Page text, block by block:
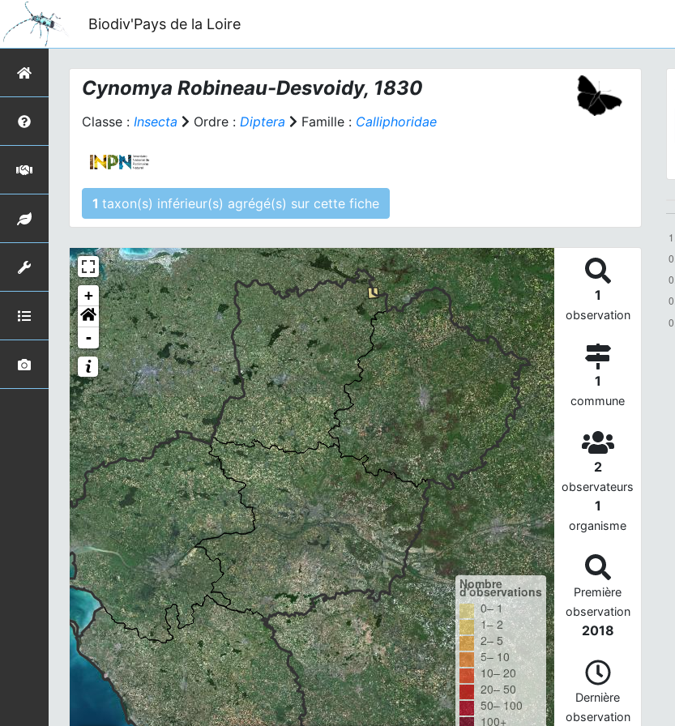
Biodiv'Pays de la Loire
Cynomya Robineau-Desvoidy, 1830
Classe : Insecta Ordre : Diptera Famille : Calliphoridae
1 taxon(s) inférieur(s) agrégé(s) sur cette fiche
+
-
Nombre
d'observations
0– 1
1– 2
2– 5
5– 10
10– 20
20– 50
50– 100
100+
1
observation
1
commune
2
observateurs
1
organisme
Première
observation
2018
Dernière
observation